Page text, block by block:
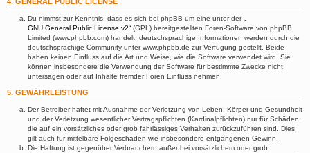
Du nimmst zur Kenntnis, dass es sich bei phpBB um eine unter der „
GNU General Public License v2“ (GPL) bereitgestellten Foren-Software von phpBB
Limited (www.phpbb.com) handelt; deutschsprachige Informationen werden durch die
deutschsprachige Community unter www.phpbb.de zur Verfügung gestellt. Beide
haben keinen Einfluss auf die Art und Weise, wie die Software verwendet wird. Sie
können insbesondere die Verwendung der Software für bestimmte Zwecke nicht
untersagen oder auf Inhalte fremder Foren Einfluss nehmen.
5. GEWÄHRLEISTUNG
Der Betreiber haftet mit Ausnahme der Verletzung von Leben, Körper und Gesundheit
und der Verletzung wesentlicher Vertragspflichten (Kardinalpflichten) nur für Schäden,
die auf ein vorsätzliches oder grob fahrlässiges Verhalten zurückzuführen sind. Dies
gilt auch für mittelbare Folgeschäden wie insbesondere entgangenen Gewinn.
Die Haftung ist gegenüber Verbrauchern außer bei vorsätzlichem oder grob